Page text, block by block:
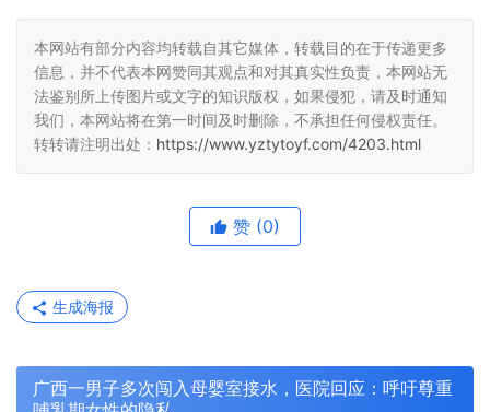
本网站有部分内容均转载自其它媒体，转载目的在于传递更多
信息，并不代表本网赞同其观点和对其真实性负责，本网站无
法鉴别所上传图片或文字的知识版权，如果侵犯，请及时通知
我们，本网站将在第一时间及时删除，不承担任何侵权责任。
转转请注明出处： https://www.yztytoyf.com/4203.html
赞 (0)
生成海报
广西一男子多次闯入母婴室接水，医院回应：呼吁尊重